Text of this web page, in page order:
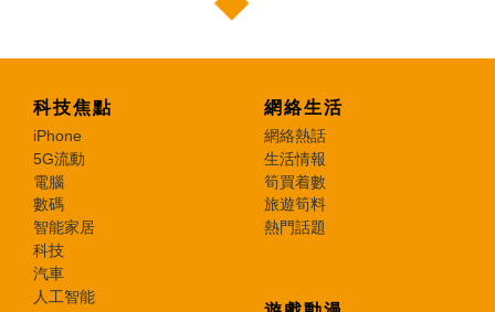
科技焦點
iPhone
5G流動
電腦
數碼
智能家居
科技
汽車
人工智能
網絡生活
網絡熱話
生活情報
筍買着數
旅遊筍料
熱門話題